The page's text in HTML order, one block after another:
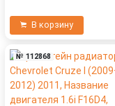
В корзину
№ 112868